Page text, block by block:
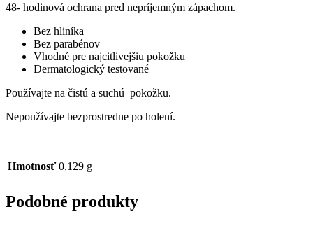
48- hodinová ochrana pred nepríjemným zápachom.
Bez hliníka
Bez parabénov
Vhodné pre najcitlivejšiu pokožku
Dermatologický testované
Používajte na čistú a suchú pokožku.
Nepoužívajte bezprostredne po holení.
Hmotnosť 0,129 g
Podobné produkty